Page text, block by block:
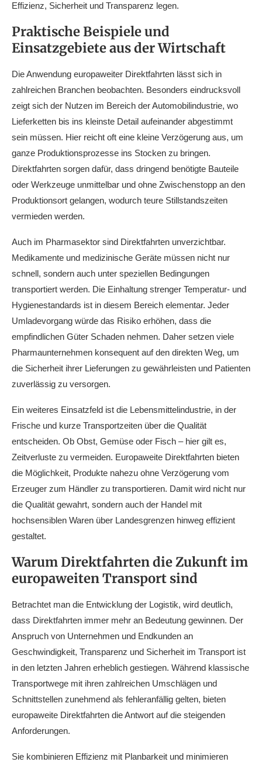
Effizienz, Sicherheit und Transparenz legen.
Praktische Beispiele und
Einsatzgebiete aus der Wirtschaft
Die Anwendung europaweiter Direktfahrten lässt sich in
zahlreichen Branchen beobachten. Besonders eindrucksvoll
zeigt sich der Nutzen im Bereich der Automobilindustrie, wo
Lieferketten bis ins kleinste Detail aufeinander abgestimmt
sein müssen. Hier reicht oft eine kleine Verzögerung aus, um
ganze Produktionsprozesse ins Stocken zu bringen.
Direktfahrten sorgen dafür, dass dringend benötigte Bauteile
oder Werkzeuge unmittelbar und ohne Zwischenstopp an den
Produktionsort gelangen, wodurch teure Stillstandszeiten
vermieden werden.
Auch im Pharmasektor sind Direktfahrten unverzichtbar.
Medikamente und medizinische Geräte müssen nicht nur
schnell, sondern auch unter speziellen Bedingungen
transportiert werden. Die Einhaltung strenger Temperatur- und
Hygienestandards ist in diesem Bereich elementar. Jeder
Umladevorgang würde das Risiko erhöhen, dass die
empfindlichen Güter Schaden nehmen. Daher setzen viele
Pharmaunternehmen konsequent auf den direkten Weg, um
die Sicherheit ihrer Lieferungen zu gewährleisten und Patienten
zuverlässig zu versorgen.
Ein weiteres Einsatzfeld ist die Lebensmittelindustrie, in der
Frische und kurze Transportzeiten über die Qualität
entscheiden. Ob Obst, Gemüse oder Fisch – hier gilt es,
Zeitverluste zu vermeiden. Europaweite Direktfahrten bieten
die Möglichkeit, Produkte nahezu ohne Verzögerung vom
Erzeuger zum Händler zu transportieren. Damit wird nicht nur
die Qualität gewahrt, sondern auch der Handel mit
hochsensiblen Waren über Landesgrenzen hinweg effizient
gestaltet.
Warum Direktfahrten die Zukunft im
europaweiten Transport sind
Betrachtet man die Entwicklung der Logistik, wird deutlich,
dass Direktfahrten immer mehr an Bedeutung gewinnen. Der
Anspruch von Unternehmen und Endkunden an
Geschwindigkeit, Transparenz und Sicherheit im Transport ist
in den letzten Jahren erheblich gestiegen. Während klassische
Transportwege mit ihren zahlreichen Umschlägen und
Schnittstellen zunehmend als fehleranfällig gelten, bieten
europaweite Direktfahrten die Antwort auf die steigenden
Anforderungen.
Sie kombinieren Effizienz mit Planbarkeit und minimieren